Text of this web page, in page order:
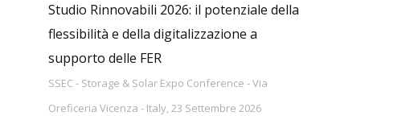
Studio Rinnovabili 2026: il potenziale della
flessibilità e della digitalizzazione a
supporto delle FER
SSEC - Storage & Solar Expo Conference - Via
Oreficeria Vicenza - Italy, 23 Settembre 2026